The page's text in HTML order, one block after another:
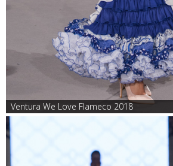
Ventura We Love Flameco 2018